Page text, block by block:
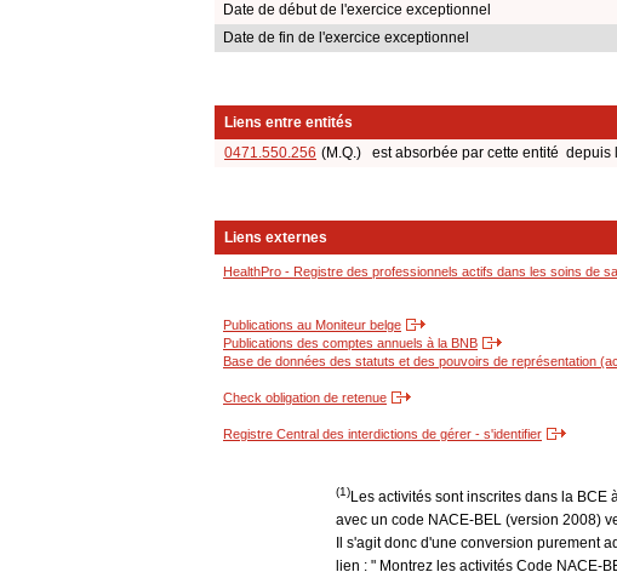
Date de début de l'exercice exceptionnel
Date de fin de l'exercice exceptionnel
Liens entre entités
0471.550.256 (M.Q.) est absorbée par cette entité depuis
Liens externes
HealthPro - Registre des professionnels actifs dans les soins de
Publications au Moniteur belge
Publications des comptes annuels à la BNB
Base de données des statuts et des pouvoirs de représentation
Check obligation de retenue
Registre Central des interdictions de gérer - s'identifier
(1)Les activités sont inscrites dans la
avec un code NACE-BEL (version 2008)
Il s'agit donc d'une conversion purement
lien : " Montrez les activités Code NACE-